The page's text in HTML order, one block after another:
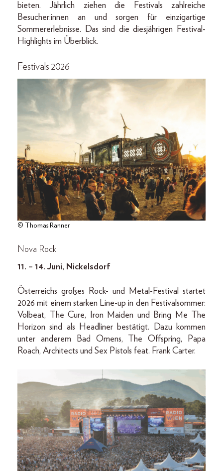
bieten. Jährlich ziehen die Festivals zahlreiche
Besucher:innen an und sorgen für einzigartige
Sommererlebnisse. Das sind die diesjährigen Festival-
Highlights im Überblick.
Festivals 2026
© Thomas Ranner
Nova Rock
11. – 14. Juni, Nickelsdorf
Österreichs großes Rock- und Metal-Festival startet
2026 mit einem starken Line-up in den Festivalsommer:
Volbeat, The Cure, Iron Maiden und Bring Me The
Horizon sind als Headliner bestätigt. Dazu kommen
unter anderem Bad Omens, The Offspring, Papa
Roach, Architects und Sex Pistols feat. Frank Carter.